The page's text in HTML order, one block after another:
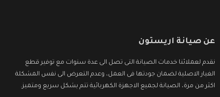
عن صيانة اريستون
نقدم لعملائنا خدمات الصيانة التى تصل الى عدة سنوات مع توفير قطع
الغيار الاصلية لضمان جودتها فى العمل، وعدم التعرض الى نفس المشكلة
اكثر من مرة، الصيانة لجميع الاجهزة الكهربائية تتم بشكل سريع ومتميز.